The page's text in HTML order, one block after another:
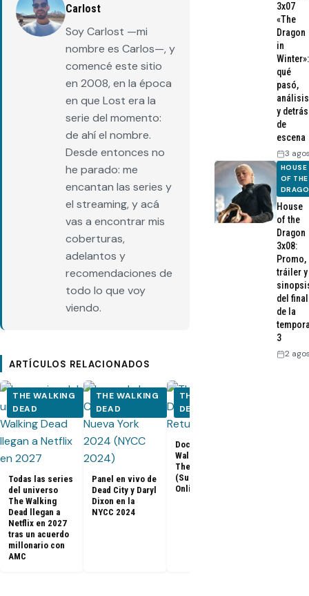
Carlost
Soy Carlost —mi
nombre es Carlos—, y
comencé este sitio
en 2008, en la época
en que Lost era la
serie del momento:
de ahí el nombre.
Desde entonces no
he parado: me
encantan las series y
el streaming, y acá
vas a encontrar mis
coberturas,
adelantos y
recomendaciones de
todo lo que voy
viendo.
ARTÍCULOS RELACIONADOS
THE WALKING
DEAD
Todas las series
del universo
The Walking
Dead llegan a
Netflix en 2027
tras un acuerdo
millonario con
AMC
THE WALKING
DEAD
Panel en vivo de
Dead City y Daryl
Dixon en la
NYCC 2024
THE WALKING
DEAD
Documental The
Walking Dead:
The Return
(Subtitulado
Online)
3x07
«The
Dragon
in
Winter»:
qué
pasó,
análisis
y detrás
de
escena
3
HOUSE
OF THE
House
of the
Dragon
3x08:
Promo,
tráiler y
del final
de la
3
2